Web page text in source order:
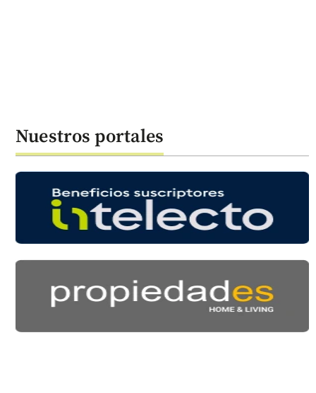
Nuestros portales